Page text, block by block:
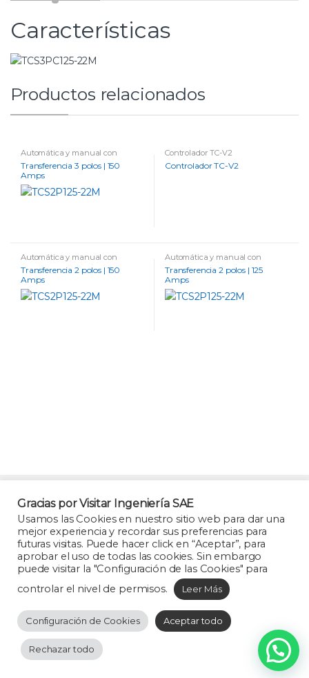
Características
Productos relacionados
Automática y manual con
Transferencia 3 polos | 150
Amps
Controlador TC-V2
Controlador TC-V2
Automática y manual con
Transferencia 2 polos | 150
Amps
Automática y manual con
Transferencia 2 polos | 125
Amps
Cualquier inquietud
contáctanos.
Tel. (+57)
315 3410200
Gracias por Visitar Ingeniería SAE
Usamos las Cookies en nuestro sitio web para dar una
mejor experiencia y recordar sus preferencias para
futuras visitas. Puede hacer click en “Aceptar”, para
aprobar el uso de todas las cookies. Sin embargo
puede visitar la "Configuración de las Cookies" para
controlar el nivel de permisos.
Leer Más
Configuración de Cookies Aceptar todo
Rechazar todo